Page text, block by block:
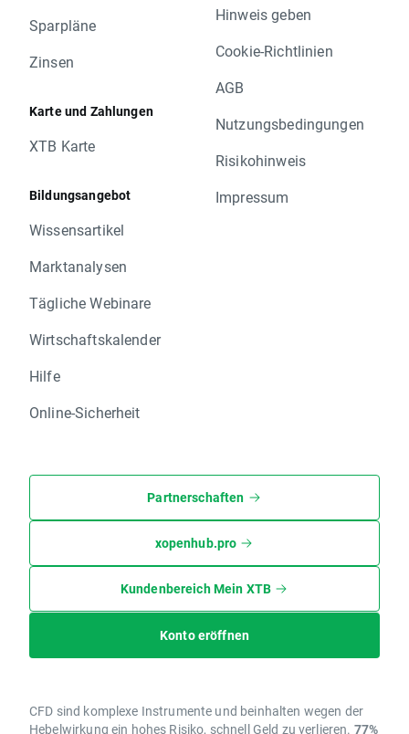
Sparpläne
Zinsen
Karte und Zahlungen
XTB Karte
Bildungsangebot
Wissensartikel
Marktanalysen
Tägliche Webinare
Wirtschaftskalender
Hilfe
Online-Sicherheit
Hinweis geben
Cookie-Richtlinien
AGB
Nutzungsbedingungen
Risikohinweis
Impressum
Partnerschaften
xopenhub.pro
Kundenbereich Mein XTB
Konto eröffnen
CFD sind komplexe Instrumente und beinhalten wegen der
Hebelwirkung ein hohes Risiko, schnell Geld zu verlieren. 77%